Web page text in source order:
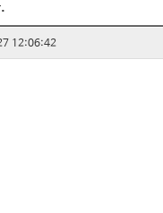
12:06:42